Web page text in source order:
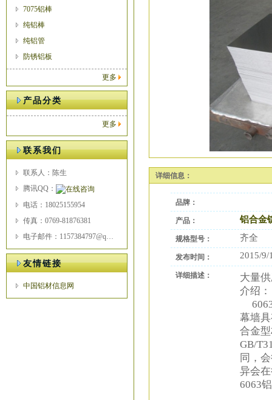
7075铝棒
纯铝棒
纯铝管
防锈铝板
更多
产品分类
更多
联系我们
联系人：陈生
腾讯QQ：
电话：18025155954
传真：0769-81876381
电子邮件：1157384797@qq.com
友情链接
中国铝材信息网
详细信息：
品牌：
产品： 铝合金
规格型号： 齐全
发布时间： 2015/9/
详细描述：
大量
介
6063
幕墙
合金
GB/
同，
异会
6063